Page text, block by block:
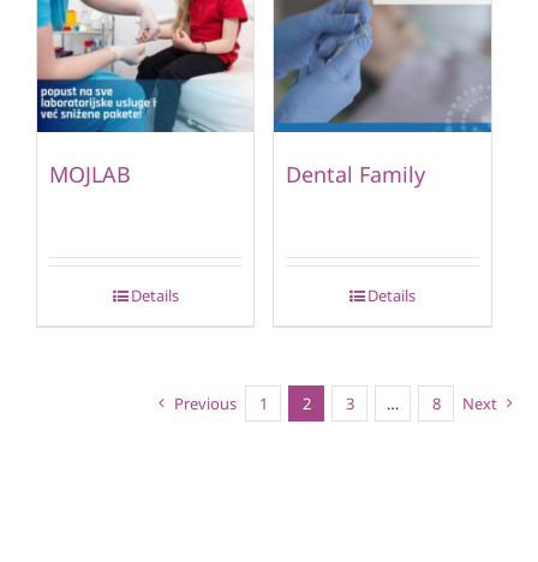
MOJLAB
Details
Dental Family
Details
Previous 1 2 3 … 8 Next